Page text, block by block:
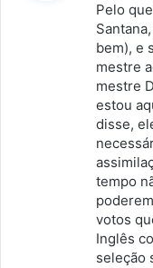
Pelo
bem), e
mestre
mestre
estou
disse,
tempo
votos
Inglês
seleção